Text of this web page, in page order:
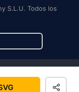
S.L.U. Todos los